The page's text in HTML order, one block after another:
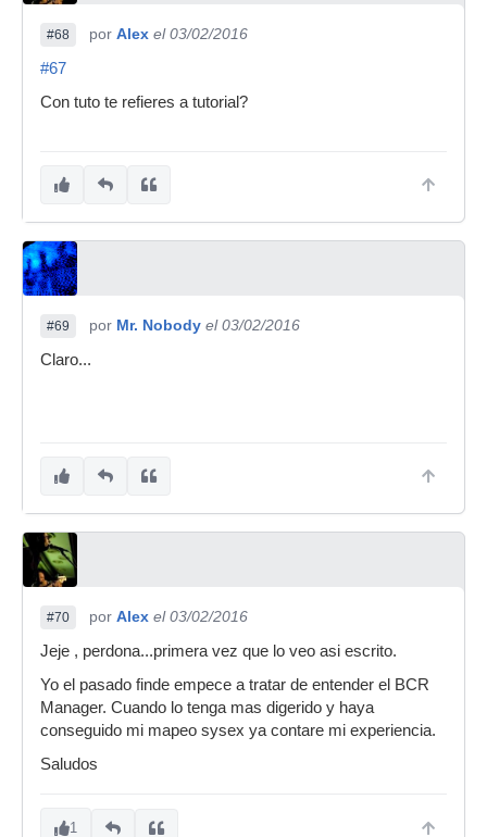
#68 por Alex el 03/02/2016
#67
Con tuto te refieres a tutorial?
#69 por Mr. Nobody el 03/02/2016
Claro...
#70 por Alex el 03/02/2016
Jeje , perdona...primera vez que lo veo asi escrito.
Yo el pasado finde empece a tratar de entender el BCR
Manager. Cuando lo tenga mas digerido y haya
conseguido mi mapeo sysex ya contare mi experiencia.
Saludos
1